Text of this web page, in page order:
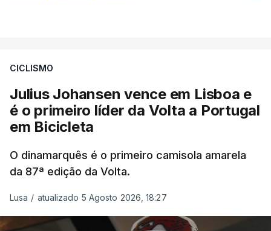
CICLISMO
Julius Johansen vence em Lisboa e
é o primeiro líder da Volta a Portugal
em Bicicleta
O dinamarquês é o primeiro camisola amarela
da 87ª edição da Volta.
Lusa / atualizado 5 Agosto 2026, 18:27